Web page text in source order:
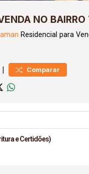
NO
Residencial para
| Comparar
e Certidões)